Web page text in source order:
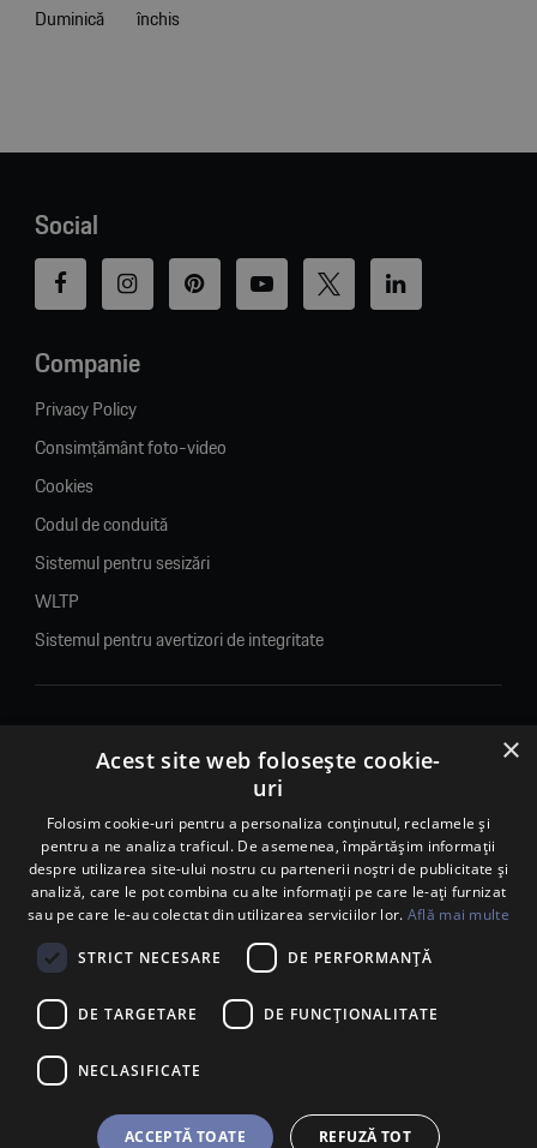
Duminică
închis
Social
Companie
Privacy Policy
Consimțământ foto-video
Cookies
Codul de conduită
Sistemul pentru sesizări
WLTP
Sistemul pentru avertizori de integritate
© 2026. Porsche Inter Auto Romania. Toate drepturile rezervate.
Porsche Inter Auto Romania SRL
RO22188461 J2007002067233
B-dul Pipera, nr. 2, Sala 1, Etaj 2, Voluntari, jud.Ilfov - sediu
social
B-dul Pipera, nr. 1/X, Centrul Porsche București – PCB,
Voluntari, jud. Ilfov – punct de lucru
Calea Lugojului, nr. 136, loc. Ghiroda, jud. Timiș – punct de
×
Acest site web folosește cookie-
uri
Folosim cookie-uri pentru a personaliza conținutul, reclamele și
pentru a ne analiza traficul. De asemenea, împărtășim informații
despre utilizarea site-ului nostru cu partenerii noștri de publicitate și
analiză, care le pot combina cu alte informații pe care le-ați furnizat
sau pe care le-au colectat din utilizarea serviciilor lor. Află mai multe
STRICT NECESARE DE PERFORMANȚĂ
DE TARGETARE DE FUNCŢIONALITATE
NECLASIFICATE
ACCEPTĂ TOATE REFUZĂ TOT